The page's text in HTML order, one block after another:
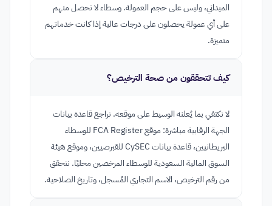
الميداني، وليس على حجم العمولة. وسطاء لا نحصل منهم
على أي عمولة يحصلون على درجات عالية إذا كانت خدماتهم
متميزة.
كيف تتحققون من صحة الترخيص؟
لا نكتفي بما يُعلنه الوسيط على موقعه. نراجع قاعدة بيانات
الجهة الرقابية مباشرة: موقع FCA Register للوسطاء
البريطانيين، قاعدة بيانات CySEC للقبرصيين، وموقع هيئة
السوق المالية السعودية للوسطاء المرخصين محليًا. نتحقق
من رقم الترخيص، الاسم التجاري المُسجل، وتاريخ الصلاحية.